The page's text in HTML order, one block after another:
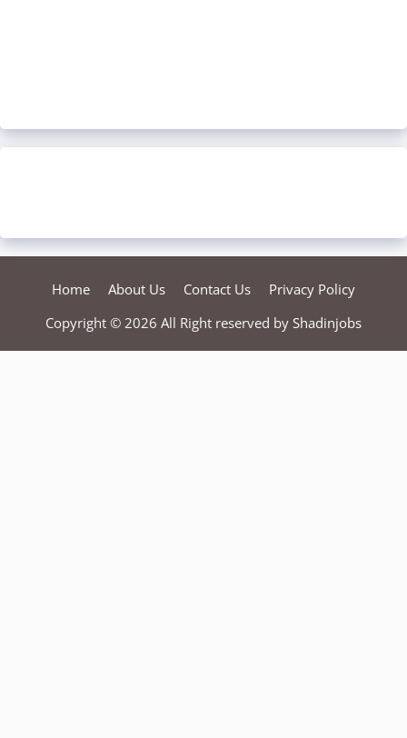
Home About Us Contact Us
Privacy Policy
Copyright © 2026 All Right reserved by Shadinjobs